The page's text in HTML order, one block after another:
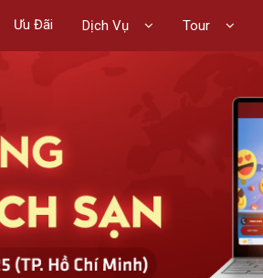
Ưu Đãi Dịch Vụ Tour